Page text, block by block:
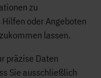
zu
oder Angeboten
lassen.
präzise Daten
Sie ausschließlich